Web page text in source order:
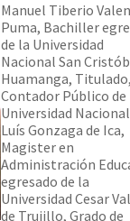
Manuel Tiberio
Puma, Bachiller
de la Universidad
Nacional San
Huamanga,
Contador Público de
Universidad
Luís Gonzaga de Ica,
Magister en
Administración
egresado de la
Universidad Cesar
de Trujillo, Grado de